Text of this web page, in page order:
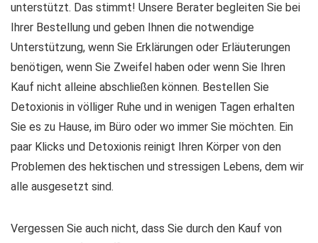
unterstützt. Das stimmt! Unsere Berater begleiten Sie bei
Ihrer Bestellung und geben Ihnen die notwendige
Unterstützung, wenn Sie Erklärungen oder Erläuterungen
benötigen, wenn Sie Zweifel haben oder wenn Sie Ihren
Kauf nicht alleine abschließen können. Bestellen Sie
Detoxionis in völliger Ruhe und in wenigen Tagen erhalten
Sie es zu Hause, im Büro oder wo immer Sie möchten. Ein
paar Klicks und Detoxionis reinigt Ihren Körper von den
Problemen des hektischen und stressigen Lebens, dem wir
alle ausgesetzt sind.
Vergessen Sie auch nicht, dass Sie durch den Kauf von